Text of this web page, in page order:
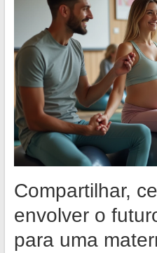
Compartilhar,
envolver o
para uma